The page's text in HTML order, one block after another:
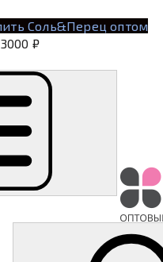
Соль&Перец оптом
₽